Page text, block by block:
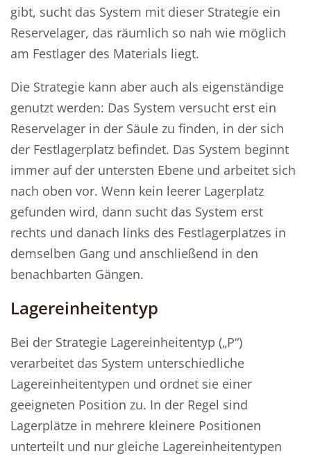
gibt, sucht das System mit dieser Strategie ein
Reservelager, das räumlich so nah wie möglich
am Festlager des Materials liegt.
Die Strategie kann aber auch als eigenständige
genutzt werden: Das System versucht erst ein
Reservelager in der Säule zu finden, in der sich
der Festlagerplatz befindet. Das System beginnt
immer auf der untersten Ebene und arbeitet sich
nach oben vor. Wenn kein leerer Lagerplatz
gefunden wird, dann sucht das System erst
rechts und danach links des Festlagerplatzes in
demselben Gang und anschließend in den
benachbarten Gängen.
Lagereinheitentyp
Bei der Strategie Lagereinheitentyp („P“)
verarbeitet das System unterschiedliche
Lagereinheitentypen und ordnet sie einer
geeigneten Position zu. In der Regel sind
Lagerplätze in mehrere kleinere Positionen
unterteilt und nur gleiche Lagereinheitentypen